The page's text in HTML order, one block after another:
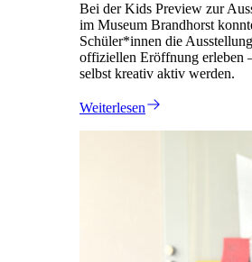
Bei der Kids Preview zur
im Museum Brandhorst
Schüler*innen die
offiziellen Eröffnung erleben
selbst kreativ aktiv werden.
Weiterlesen